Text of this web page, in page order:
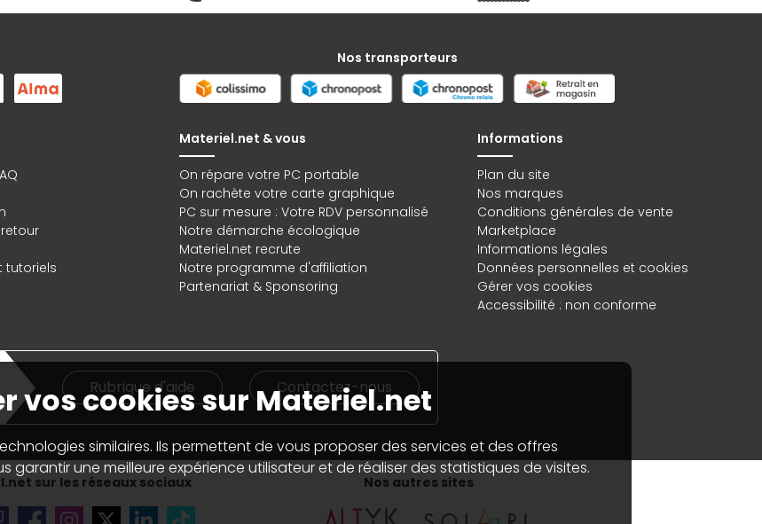
Nos transporteurs
tutoriels
Materiel.net & vous
On répare votre PC portable
On rachète votre carte graphique
PC sur mesure : Votre RDV personnalisé
Notre démarche écologique
Materiel.net recrute
Notre programme d'affiliation
Partenariat & Sponsoring
Informations
Plan du site
Nos marques
Conditions générales de vente
Marketplace
Informations légales
Données personnelles et cookies
Gérer vos cookies
Accessibilité : non conforme
Rubrique d'aide Contactez-nous
sur les réseaux sociaux Nos autres sites
vos cookies sur Materiel.net
similaires. Ils permettent de vous proposer des services et des offres
garantir une meilleure expérience utilisateur et de réaliser des statistiques de visites.